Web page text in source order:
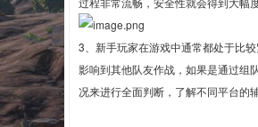
3、新手玩家在游戏中通常都处于比
影响到其他队友作战，如果是通过组
况来进行全面判断，了解不同平台的